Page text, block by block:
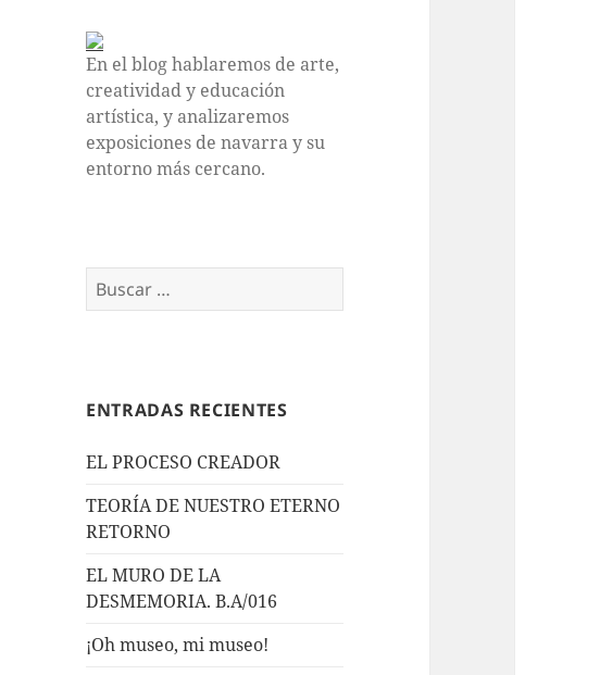
En el blog hablaremos de arte,
creatividad y educación
artística, y analizaremos
exposiciones de navarra y su
entorno más cercano.
Buscar:
ENTRADAS RECIENTES
EL PROCESO CREADOR
TEORÍA DE NUESTRO ETERNO
RETORNO
EL MURO DE LA
DESMEMORIA. B.A/016
¡Oh museo, mi museo!